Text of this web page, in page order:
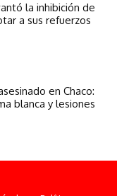
la inhibición de
a sus refuerzos
en Chaco:
blanca y lesiones